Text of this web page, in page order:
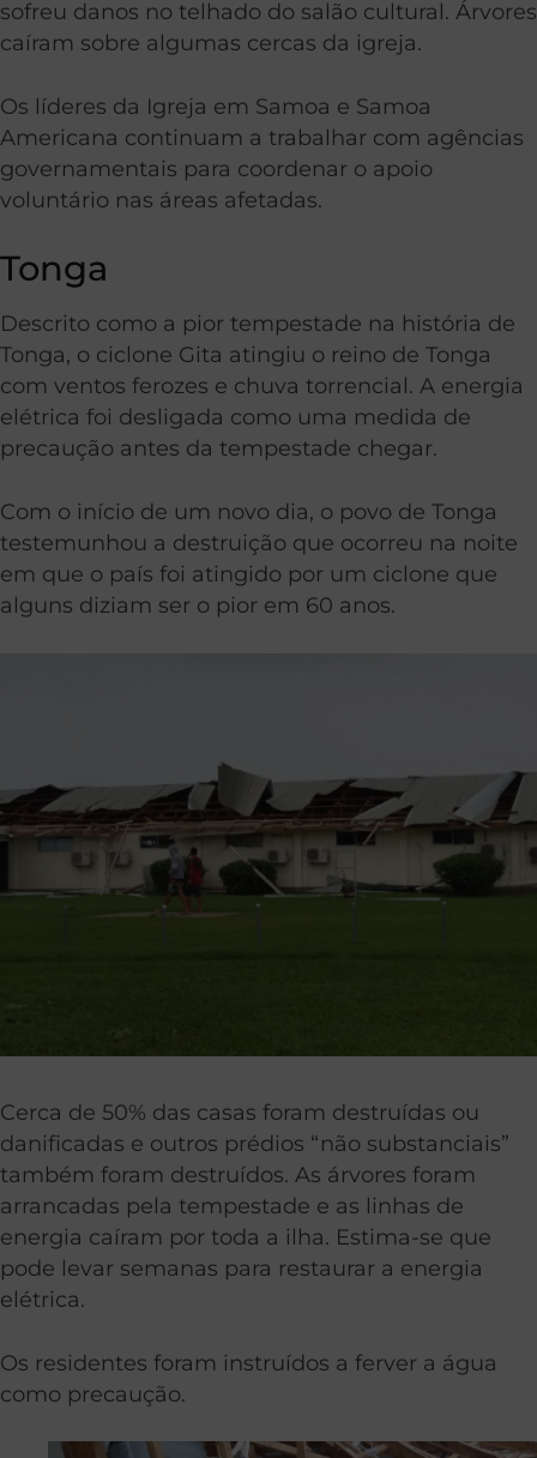
sofreu danos no telhado do salão cultural. Árvores
caíram sobre algumas cercas da igreja.
Os líderes da Igreja em Samoa e Samoa
Americana continuam a trabalhar com agências
governamentais para coordenar o apoio
voluntário nas áreas afetadas.
Tonga
Descrito como a pior tempestade na história de
Tonga, o ciclone Gita atingiu o reino de Tonga
com ventos ferozes e chuva torrencial. A energia
elétrica foi desligada como uma medida de
precaução antes da tempestade chegar.
Com o início de um novo dia, o povo de Tonga
testemunhou a destruição que ocorreu na noite
em que o país foi atingido por um ciclone que
alguns diziam ser o pior em 60 anos.
Cerca de 50% das casas foram destruídas ou
danificadas e outros prédios “não substanciais”
também foram destruídos. As árvores foram
arrancadas pela tempestade e as linhas de
energia caíram por toda a ilha. Estima-se que
pode levar semanas para restaurar a energia
elétrica.
Os residentes foram instruídos a ferver a água
como precaução.